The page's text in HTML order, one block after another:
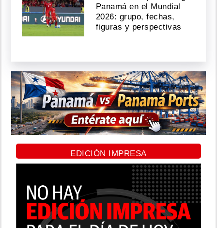
Panamá en el Mundial
2026: grupo, fechas,
figuras y perspectivas
EDICIÓN IMPRESA